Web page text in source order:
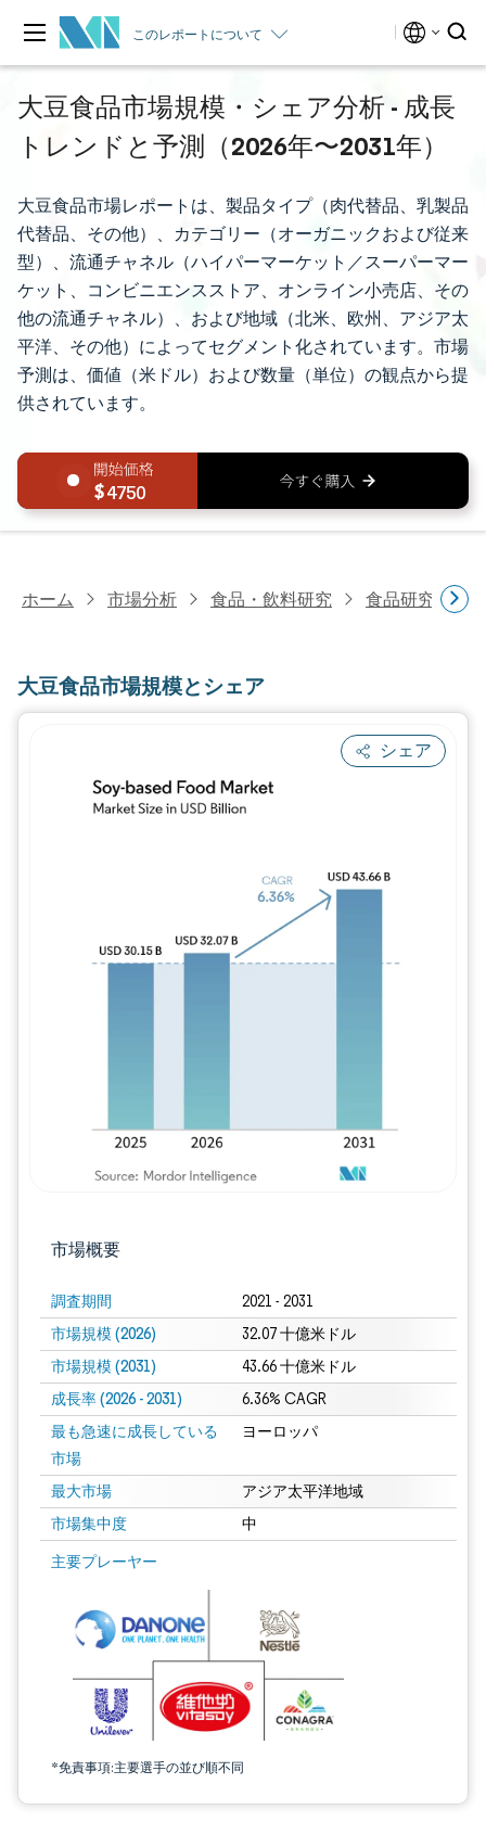
このレポートについて
大豆食品市場規模・シェア分析 - 成長
トレンドと予測（2026年〜2031年）
大豆食品市場レポートは、製品タイプ（肉代替品、乳製品
代替品、その他）、カテゴリー（オーガニックおよび従来
型）、流通チャネル（ハイパーマーケット／スーパーマー
ケット、コンビニエンスストア、オンライン小売店、その
他の流通チャネル）、および地域（北米、欧州、アジア太
平洋、その他）によってセグメント化されています。市場
予測は、価値（米ドル）および数量（単位）の観点から提
供されています。
4750
ホーム 市場分析 食品・飲料研究 食品研究
大豆食品市場規模とシェア
シェア
市場概要
調査期間 2021 - 2031
市場規模 (2026) 32.07 十億米ドル
市場規模 (2031) 43.66 十億米ドル
成長率 (2026 - 2031) 6.36% CAGR
最も急速に成長している
市場
ヨーロッパ
最大市場 アジア太平洋地域
市場集中度 中
主要プレーヤー
*免責事項:主要選手の並び順不同
画像 © Mordor Intelligence。再利用にはCC BY 4.0の表示が必要です。